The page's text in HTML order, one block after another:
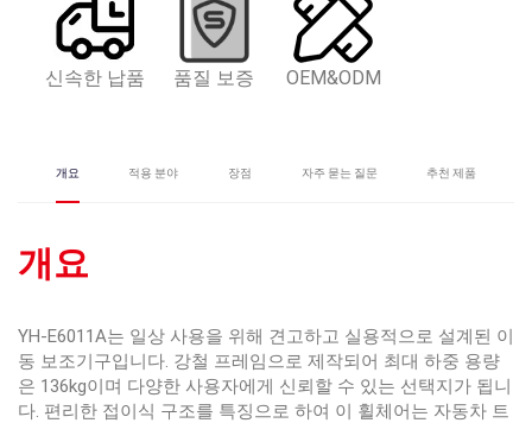
신속한 납품 품질 보증 OEM&ODM
개요 적용 분야 장점 자주 묻는 질문 추천 제품
개요
YH-E6011A는 일상 사용을 위해 견고하고 실용적으로 설계된 이
동 보조기구입니다. 강철 프레임으로 제작되어 최대 하중 용량
은 136kg이며 다양한 사용자에게 신뢰할 수 있는 선택지가 됩니
다. 편리한 접이식 구조를 특징으로 하여 이 휠체어는 자동차 트